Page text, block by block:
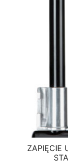
ZAPIĘCIE